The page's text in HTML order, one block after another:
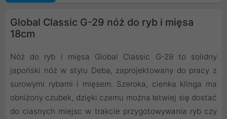
Global Classic G-29 nóż do ryb i mięsa
18cm
Nóż do ryb i mięsa Global Classic G-29 to solidny
japoński nóż w stylu Deba, zaprojektowany do pracy z
surowymi rybami i mięsem. Szeroka, cienka klinga ma
obniżony czubek, dzięki czemu można łatwiej się dostać
do ciasnych miejsc w trakcie przygotowywania ryb czy